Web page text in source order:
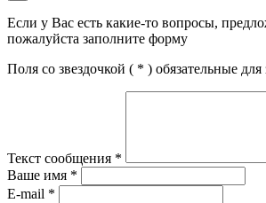
Если у Вас есть какие-то вопросы,
пожалуйста заполните форму
Поля со звездочкой ( * ) обязательные
Текст сообщения *
Ваше имя *
E-mail *